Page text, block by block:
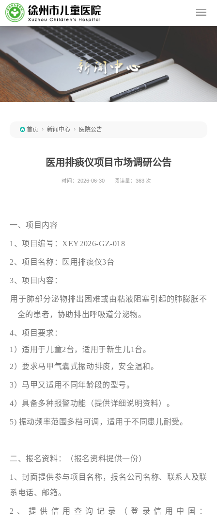
 首页  新闻中心  医院公告
医用排痰仪项目市场调研公告
时间：2026-06-30 阅读量：363 次
一、项目内容
1、项目编号：XEY2026-GZ-018
2、项目名称： 医用排痰仪3台
3、项目内容：
用于肺部分泌物排出困难或由粘液阻塞引起的肺膨胀不
全的患者，协助排出呼吸道分泌物。
4、项目要求：
1）适用于儿童2台，适用于新生儿1台。
2）要求马甲气囊式振动排痰，安全温和。
3）马甲又适用不同年龄段的型号。
4）具备多种报警功能（提供详细说明资料）。
5) 振动频率范围 多档可调，适用于不同患儿耐受。
二、报名资料：（报名资料提供一份）
1、封面提供参与项目名称，报名公司名称、联系人及联
系电话、邮箱。
2、提供信用查询记录（登录信用中国：